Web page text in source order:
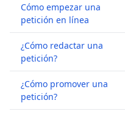
Cómo empezar una
petición en línea
¿Cómo redactar una
petición?
¿Cómo promover una
petición?